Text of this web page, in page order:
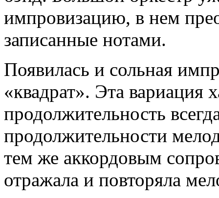
импровизацию, в нем
записанные нотами.
Появилась и сольная
«квадрат». Эта вариация
продолжительность
продолжительности
тем же аккордовым
отражала и повторяла